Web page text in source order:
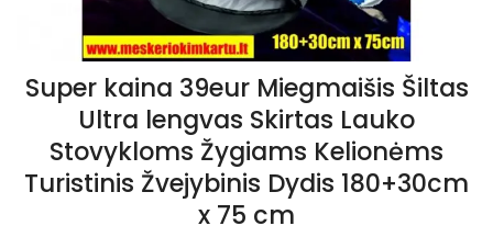
Super kaina 39eur Miegmaišis Šiltas
Ultra lengvas Skirtas Lauko
Stovykloms Žygiams Kelionėms
Turistinis Žvejybinis Dydis 180+30cm
x 75 cm